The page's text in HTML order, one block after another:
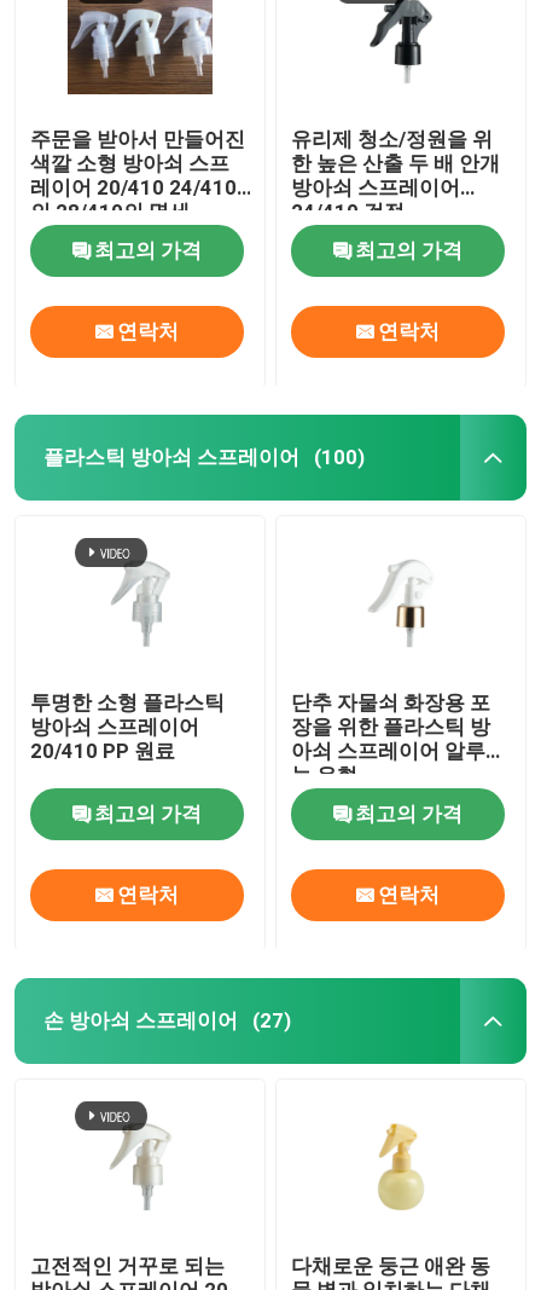
비어 있는 탈취 스틱
정유 유리병
향기 분무 병
주문을 받아서 만들어진
색깔 소형 방아쇠 스프
레이어 20/410 24/410
의 28/410의 명세
최고의 가격
연락처
유리제 청소/정원을 위
한 높은 산출 두 배 안개
방아쇠 스프레이어
24/410 검정
최고의 가격
연락처
플라스틱 방아쇠 스프레이어 (100)
투명한 소형 플라스틱
방아쇠 스프레이어
20/410 PP 원료
최고의 가격
연락처
단추 자물쇠 화장용 포
장을 위한 플라스틱 방
아쇠 스프레이어 알루미
늄 유형
최고의 가격
연락처
손 방아쇠 스프레이어 (27)
고전적인 거꾸로 되는
다채로운 둥근 애완 동